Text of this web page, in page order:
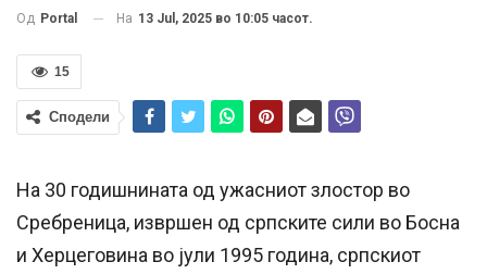
Од Portal На 13 Jul, 2025 во 10:05 часот.
15
Сподели
На 30 годишнината од ужасниот злостор во
Сребреница, извршен од српските сили во Босна
и Херцеговина во јули 1995 година, српскиот